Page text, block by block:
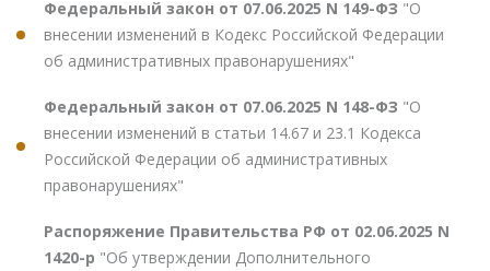
Федеральный закон от 07.06.2025 N 149-ФЗ "О
внесении изменений в Кодекс Российской Федерации
об административных правонарушениях"
Федеральный закон от 07.06.2025 N 148-ФЗ "О
внесении изменений в статьи 14.67 и 23.1 Кодекса
Российской Федерации об административных
правонарушениях"
Распоряжение Правительства РФ от 02.06.2025 N
1420-р "Об утверждении Дополнительного